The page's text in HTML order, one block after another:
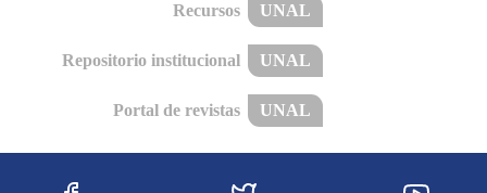
Recursos UNAL
Repositorio institucional UNAL
Portal de revistas UNAL